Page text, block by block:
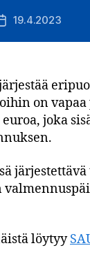
19.4.2023
on vapaa
joka
löytyy